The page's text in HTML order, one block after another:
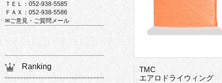
TMC
エアロドライウィング
ＴＥＬ：052-938-5585
ＦＡＸ：052-938-5586
✉ご意見・ご質問メール
Ranking